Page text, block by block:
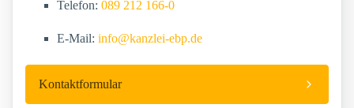
Telefon: 089 212 166-0
E-Mail: info@kanzlei-ebp.de
Kontaktformular